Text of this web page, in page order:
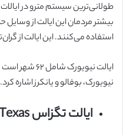
طولانی‌ترین سیستم مترو در
بیشتر مردمان این ایالت از
استفاده می‌کنند. این ایالت از
ایالت
نیویورک، بوفالو و یانکرز اشاره کرد.
ایالت تگزاس Texas